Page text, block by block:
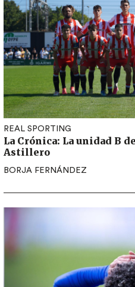
REAL SPORTING
La Crónica: La unidad B
Astillero
BORJA FERNÁNDEZ